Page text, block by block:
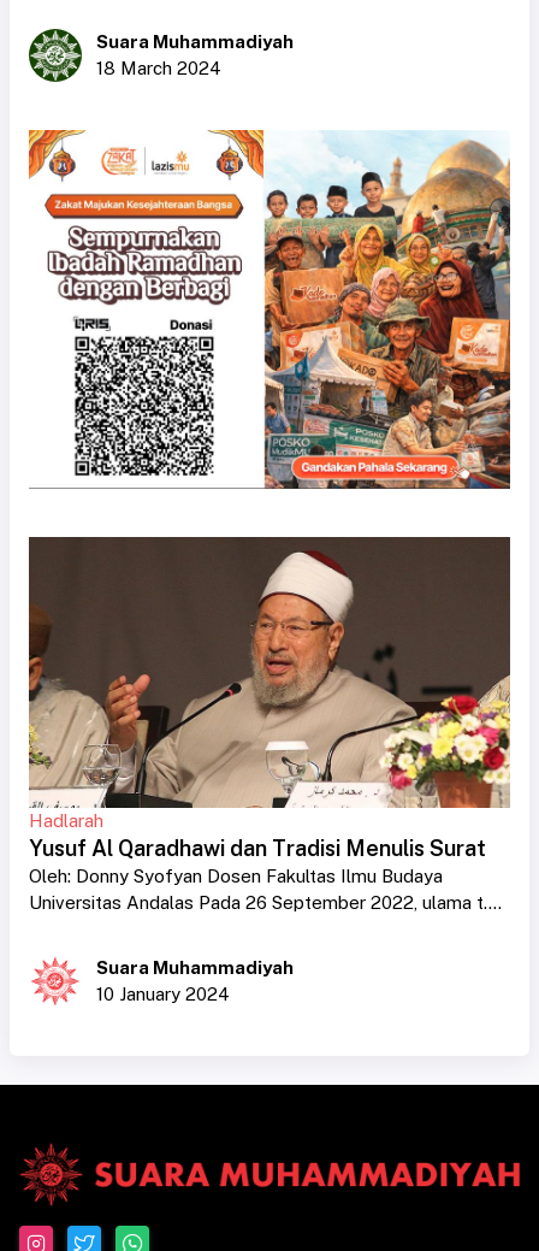
Suara Muhammadiyah
18 March 2024
Hadlarah
Yusuf Al Qaradhawi dan Tradisi Menulis Surat
Oleh: Donny Syofyan Dosen Fakultas Ilmu Budaya
Universitas Andalas Pada 26 September 2022, ulama t....
Suara Muhammadiyah
10 January 2024